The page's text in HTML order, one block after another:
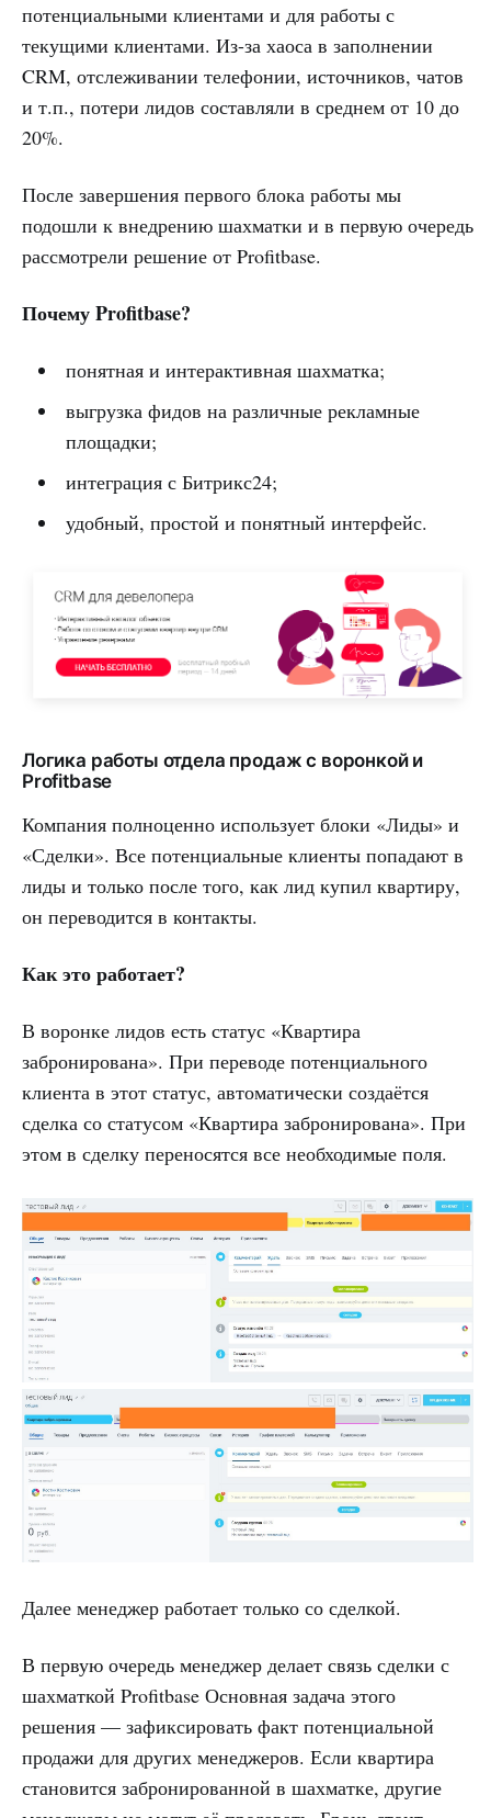
потенциальными клиентами и для работы с
текущими клиентами. Из-за хаоса в заполнении
CRM, отслеживании телефонии, источников, чатов
и т.п., потери лидов составляли в среднем от 10 до
20%.
После завершения первого блока работы мы
подошли к внедрению шахматки и в первую очередь
рассмотрели решение от Profitbase.
Почему Profitbase?
понятная и интерактивная шахматка;
выгрузка фидов на различные рекламные
площадки;
интеграция с Битрикс24;
удобный, простой и понятный интерфейс.
Логика работы отдела продаж с воронкой и
Profitbase
Компания полноценно использует блоки «Лиды» и
«Сделки». Все потенциальные клиенты попадают в
лиды и только после того, как лид купил квартиру,
он переводится в контакты.
Как это работает?
В воронке лидов есть статус «Квартира
забронирована». При переводе потенциального
клиента в этот статус, автоматически создаётся
сделка со статусом «Квартира забронирована». При
этом в сделку переносятся все необходимые поля.
Далее менеджер работает только со сделкой.
В первую очередь менеджер делает связь сделки с
шахматкой Profitbase Основная задача этого
решения — зафиксировать факт потенциальной
продажи для других менеджеров. Если квартира
становится забронированной в шахматке, другие